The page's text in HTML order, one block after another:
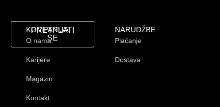
KOMPANIJA
O nama
Karijere
Magazin
Kontakt
NARUDŽBE
Plaćanje
Dostava
PRETPLATI
SE